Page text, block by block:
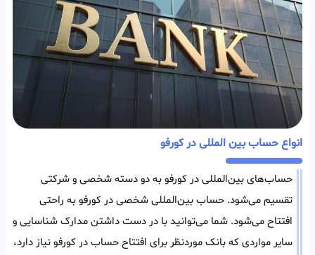
انواع حساب بین المللی در کورفو
حساب‌های بین‌المللی در کورفو به دو دسته شخصی و شرکتی
تقسیم می‌شود. حساب بین‌المللی شخصی در کورفو به راحتی
افتتاح می‌شود. شما می‌توانید با در دست داشتن مدارک شناسایی و
سایر مواردی که بانک مورد‌نظر برای افتتاح حساب در کورفو نیاز دارد،